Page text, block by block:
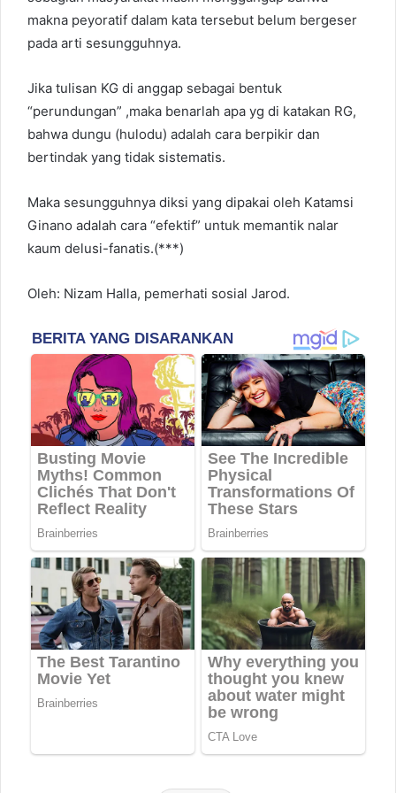
makna peyoratif dalam kata tersebut belum bergeser
pada arti sesungguhnya.
Jika tulisan KG di anggap sebagai bentuk
“perundungan” ,maka benarlah apa yg di katakan RG,
bahwa dungu (hulodu) adalah cara berpikir dan
bertindak yang tidak sistematis.
Maka sesungguhnya diksi yang dipakai oleh Katamsi
Ginano adalah cara “efektif” untuk memantik nalar
kaum delusi-fanatis.(***)
Oleh: Nizam Halla, pemerhati sosial Jarod.